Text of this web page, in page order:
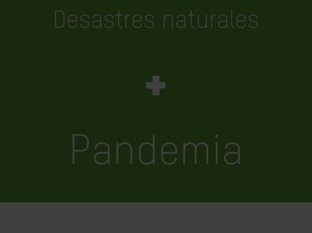
Desastres naturales
+
Pandemia